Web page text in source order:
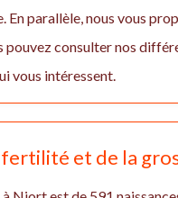
parallèle, nous vous
pouvez consulter nos
vous intéressent.
et de la